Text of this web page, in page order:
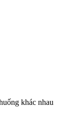
khác nhau